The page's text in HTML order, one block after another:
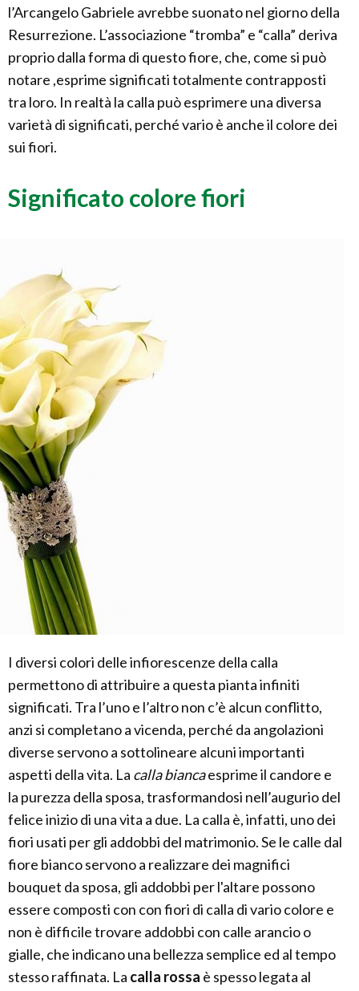
l’Arcangelo Gabriele avrebbe suonato nel giorno della
Resurrezione. L’associazione “tromba” e “calla” deriva
proprio dalla forma di questo fiore, che, come si può
notare ,esprime significati totalmente contrapposti
tra loro. In realtà la calla può esprimere una diversa
varietà di significati, perché vario è anche il colore dei
sui fiori.
Significato colore fiori
I diversi colori delle infiorescenze della calla
permettono di attribuire a questa pianta infiniti
significati. Tra l’uno e l’altro non c’è alcun conflitto,
anzi si completano a vicenda, perché da angolazioni
diverse servono a sottolineare alcuni importanti
aspetti della vita. La calla biancaesprime il candore e
la purezza della sposa, trasformandosi nell’augurio del
felice inizio di una vita a due. La calla è, infatti, uno dei
fiori usati per gli addobbi del matrimonio. Se le calle dal
fiore bianco servono a realizzare dei magnifici
bouquet da sposa, gli addobbi per l'altare possono
essere composti con con fiori di calla di vario colore e
non è difficile trovare addobbi con calle arancio o
gialle, che indicano una bellezza semplice ed al tempo
stesso raffinata. La calla rossa è spesso legata al